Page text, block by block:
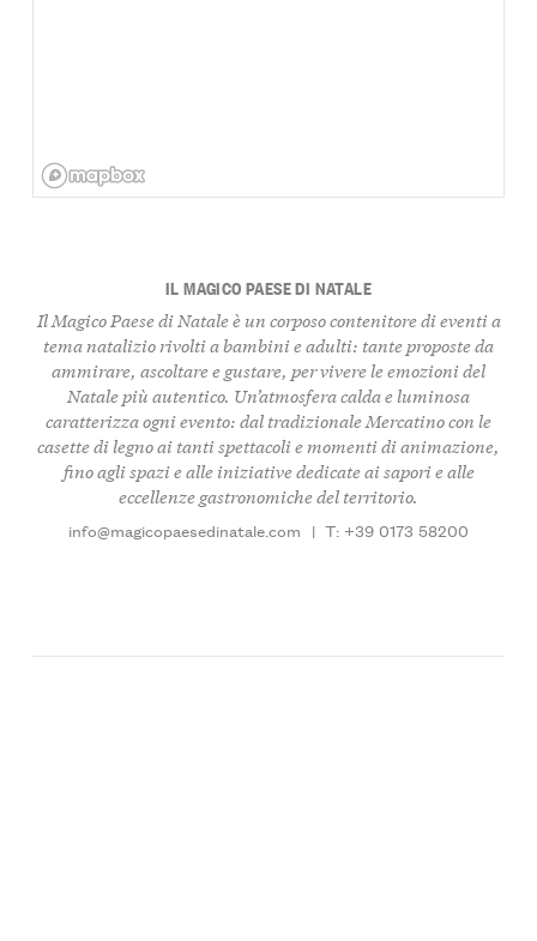
IL MAGICO PAESE DI NATALE
Il Magico Paese di Natale è un corposo contenitore di eventi a
tema natalizio rivolti a bambini e adulti: tante proposte da
ammirare, ascoltare e gustare, per vivere le emozioni del
Natale più autentico. Un’atmosfera calda e luminosa
caratterizza ogni evento: dal tradizionale Mercatino con le
casette di legno ai tanti spettacoli e momenti di animazione,
fino agli spazi e alle iniziative dedicate ai sapori e alle
eccellenze gastronomiche del territorio.
info@magicopaesedinatale.com | T: +39 0173 58200